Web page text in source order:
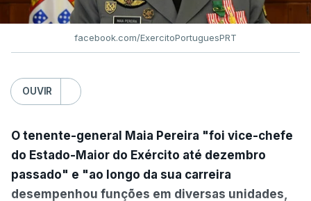
facebook.com/ExercitoPortuguesPRT
OUVIR
O tenente-general Maia Pereira "foi vice-chefe
do Estado-Maior do Exército até dezembro
passado" e "ao longo da sua carreira
desempenhou funções em diversas unidades,